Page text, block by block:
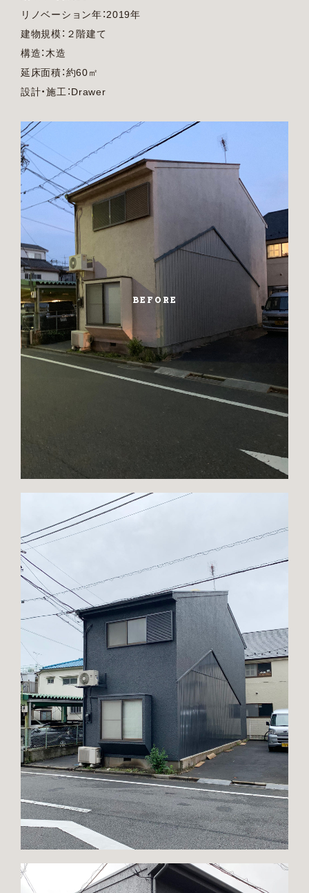
リノベーション年：2019年
建物規模：２階建て
構造：木造
延床面積：約60㎡
設計・施工：Drawer
BEFORE